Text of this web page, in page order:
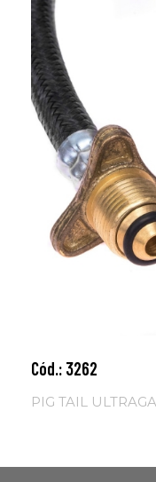
Cód.: 3262
PIG TAIL
Adicionar ao